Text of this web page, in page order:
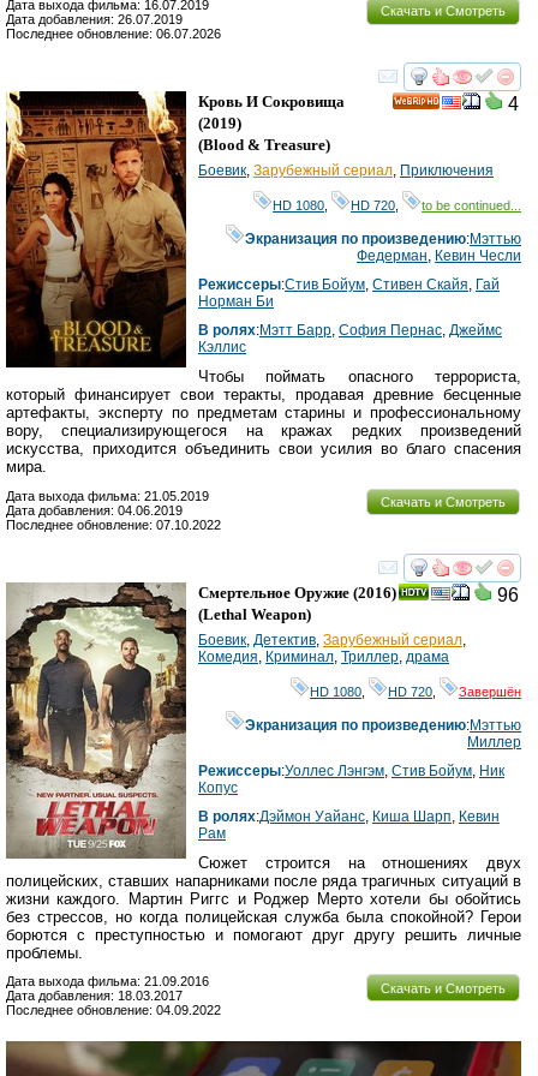
Скачать и Смотреть
Дата выхода фильма: 16.07.2019
Дата добавления: 26.07.2019
Последнее обновление: 06.07.2026
смотреть
4
Кровь И Сокровища
(2019)
(Blood & Treasure)
Боевик, Зарубежный сериал, Приключения
HD 1080 HD 720 to be continued...
Экранизация по произведению:Мэттью
Федерман, Кевин Чесли
Режиссеры:Стив Бойум, Стивен Скайя, Гай
Норман Би
В ролях:Мэтт Барр, София Пернас, Джеймс
Кэллис
Чтобы поймать опасного террориста,
который финансирует свои теракты, продавая древние бесценные
артефакты, эксперту по предметам старины и профессиональному
вору, специализирующегося на кражах редких произведений
искусства, приходится объединить свои усилия во благо спасения
мира.
Скачать и Смотреть
Дата выхода фильма: 21.05.2019
Дата добавления: 04.06.2019
Последнее обновление: 07.10.2022
смотреть
96
Смертельное Оружие (2016)
(Lethal Weapon)
Боевик Детектив Зарубежный сериал
Комедия Криминал Триллер драма
HD 1080 HD 720 Завершён
Экранизация по произведению:Мэттью
Миллер
Режиссеры:Уоллес Лэнгэм Стив Бойум Ник
Копус
В ролях:Дэймон Уайанс Киша Шарп Кевин
Рам
Сюжет строится на отношениях двух
полицейских, ставших напарниками после ряда трагичных ситуаций в
жизни каждого. Мартин Риггс и Роджер Мерто хотели бы обойтись
без стрессов, но когда полицейская служба была спокойной? Герои
борются с преступностью и помогают друг другу решить личные
проблемы.
Скачать и Смотреть
Дата выхода фильма: 21.09.2016
Дата добавления: 18.03.2017
Последнее обновление: 04.09.2022